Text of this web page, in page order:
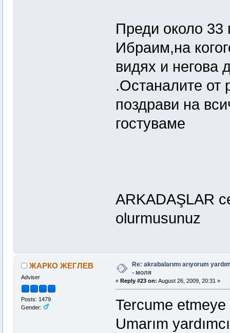
Преди около 33
Ибраим,на
видях и негова
.Останалите от
поздрави на
гостуваме
ARKADAŞLAR
olurmusunuz
ЖАРКО ЖЕГЛЕВ
Adviser
Posts: 1479
Gender:
Re: akrabalarımı arıyorum
- моля
« Reply #23 on: August 26, 2009, 20:31 »
Tercume etmeye
Umarım